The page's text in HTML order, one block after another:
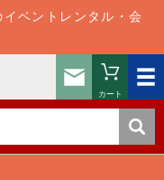
ベントレンタル・会
お問い
カート